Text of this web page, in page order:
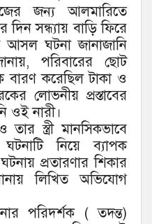
জন্য আলমারিতে
সন্ধ্যায় বাড়ি ফিরে
আসল ঘটনা জানাজানি
পরিবারের ছোট
বারণ করেছিল টাকা ও
লোভনীয় প্রস্তাবের
ওই নারী।
স্ত্রী মানসিকভাবে
নিয়ে ব্যাপক
প্রতারণার শিকার
লিখিত অভিযোগ
পরিদর্শক ( তদন্ত)